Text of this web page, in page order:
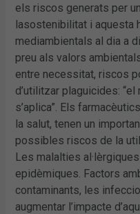
els riscos generats per
lasostenibilitat i aquesta
mediambientals al dia a
preu als valors
entre necessitat, riscos
d’utilitzar plaguicides:
s’aplica”. Els
la salut, tenen un
possibles riscos de la
Les malalties
epidèmiques. Factors
contaminants, les
augmentar l’impacte